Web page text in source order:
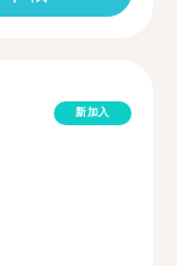
新加入